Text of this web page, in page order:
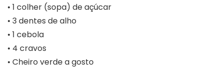
• 1 colher (sopa) de açúcar
• 3 dentes de alho
• 1 cebola
• 4 cravos
• Cheiro verde a gosto